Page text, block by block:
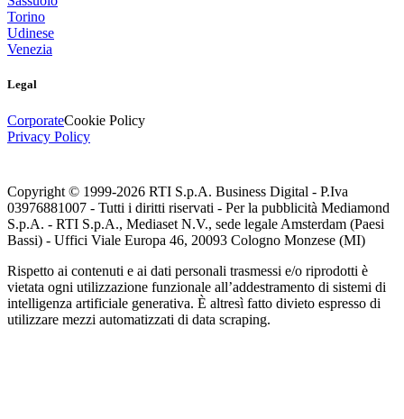
Torino
Udinese
Venezia
Legal
CorporateCookie Policy
Privacy Policy
Copyright © 1999-2026 RTI S.p.A. Business Digital - P.Iva
03976881007 - Tutti i diritti riservati - Per la pubblicità Mediamond
S.p.A. - RTI S.p.A., Mediaset N.V., sede legale Amsterdam (Paesi
Bassi) - Uffici Viale Europa 46, 20093 Cologno Monzese (MI)
Rispetto ai contenuti e ai dati personali trasmessi e/o riprodotti è
vietata ogni utilizzazione funzionale all’addestramento di sistemi di
intelligenza artificiale generativa. È altresì fatto divieto espresso di
utilizzare mezzi automatizzati di data scraping.